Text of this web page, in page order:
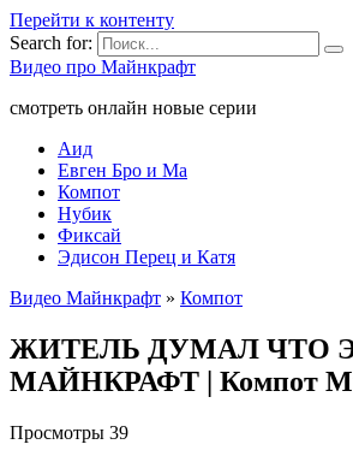
Перейти к контенту
Search for:
Видео про Майнкрафт
смотреть онлайн новые серии
Аид
Евген Бро и Ма
Компот
Нубик
Фиксай
Эдисон Перец и Катя
Видео Майнкрафт » Компот
ЖИТЕЛЬ ДУМАЛ ЧТО
МАЙНКРАФТ | Компот
Просмотры 39